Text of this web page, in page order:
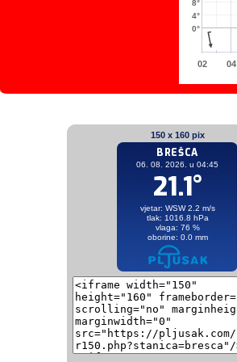
02 04
0°
4°
8°
150 x 160 pix